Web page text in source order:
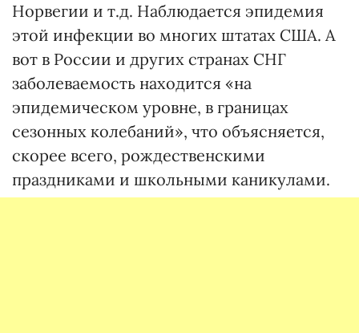
Норвегии и т.д. Наблюдается эпидемия
этой инфекции во многих штатах США. А
вот в России и других странах СНГ
заболеваемость находится «на
эпидемическом уровне, в границах
сезонных колебаний», что объясняется,
скорее всего, рождественскими
праздниками и школьными каникулами.